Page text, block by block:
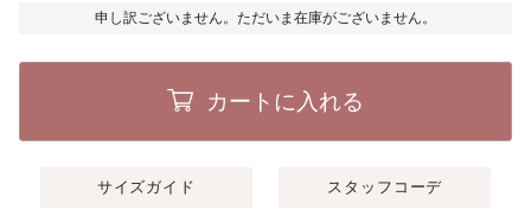
申し訳ございません。ただいま在庫がございません。
カートに入れる
サイズガイド スタッフコーデ